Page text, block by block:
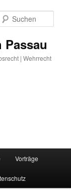
| Wehrrecht
Vorträge